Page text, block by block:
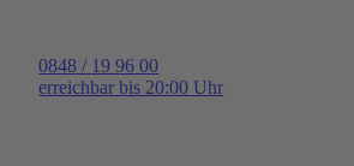
0848 / 19 96 00
erreichbar bis 20:00 Uhr